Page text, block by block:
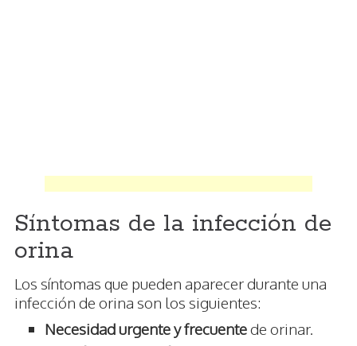
Síntomas de la infección de
orina
Los síntomas que pueden aparecer durante una
infección de orina son los siguientes:
Necesidad urgente y frecuentede orinar.